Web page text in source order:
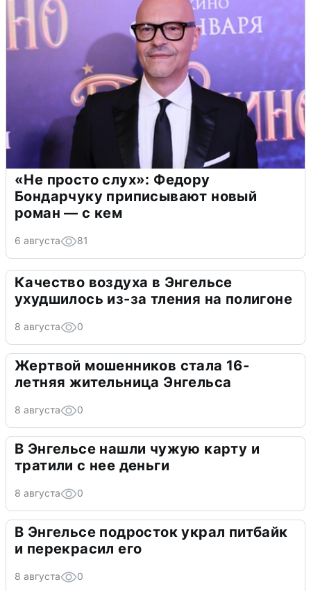
«Не просто слух»: Федору
Бондарчуку приписывают новый
роман — с кем
6 августа 81
Качество воздуха в Энгельсе
ухудшилось из-за тления на полигоне
8 августа 0
Жертвой мошенников стала 16-
летняя жительница Энгельса
8 августа 0
В Энгельсе нашли чужую карту и
тратили с нее деньги
8 августа 0
В Энгельсе подросток украл питбайк
и перекрасил его
8 августа 0